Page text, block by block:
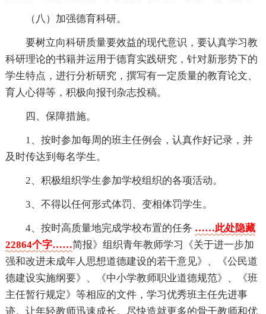
（八）加强德育科研。
要树立向科研质量要效益的现代意识，要认真学习教
科研理论的书籍并运用于德育实践研究，针对新形势下的
学生特点，进行分析研究，撰写有一定质量的教育论文、
育人心得等，积极向报刊杂志投稿。
四、保障措施。
1、按时参加每周的班主任例会，认真作好记录，并
及时传达到每名学生。
2、积极组织学生参加学校组织的各项活动。
3、不得以任何形式体罚、变相体罚学生。
4、按时高质量地完成学校布置的任务 ……此处隐藏
22864个字……简报》组织青年教师学习《关于进一步加
强和改进未成年人思想道德建设的若干意见》、《公民道
德建设实施纲要》、《中小学教师职业道德规范》、《班
主任暂行规定》等相应的文件，学习优秀班主任先进事
迹。让年轻教师迅速成长。尽快造就更多的骨干教师和优